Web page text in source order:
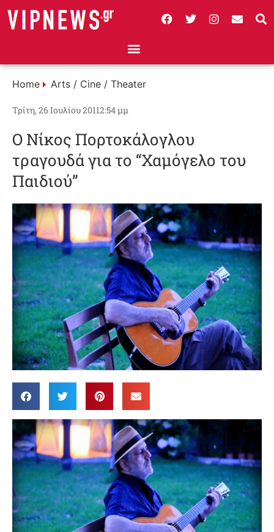
Home Arts / Cine / Theater
Τρίτη, 26 Ιουλίου 20112:54 μμ
Ο Νίκος Πορτοκάλογλου
τραγουδά για το “Χαμόγελο του
Παιδιού”